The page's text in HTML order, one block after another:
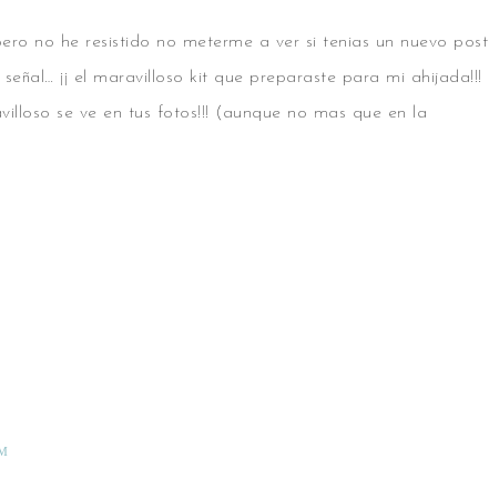
no he resistido no meterme a ver si tenias un nuevo post
¡¡ el maravilloso kit que preparaste para mi ahijada!!!
se ve en tus fotos!!! (aunque no mas que en la